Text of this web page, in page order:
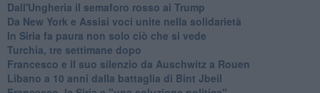
Dall'Ungheria il semaforo rosso ai Trump
Da New York e Assisi voci unite nella solidarietà
In Siria fa paura non solo ciò che si vede
Turchia, tre settimane dopo
Francesco e il suo silenzio da Auschwitz a Rouen
Libano a 10 anni dalla battaglia di Bint Jbeil